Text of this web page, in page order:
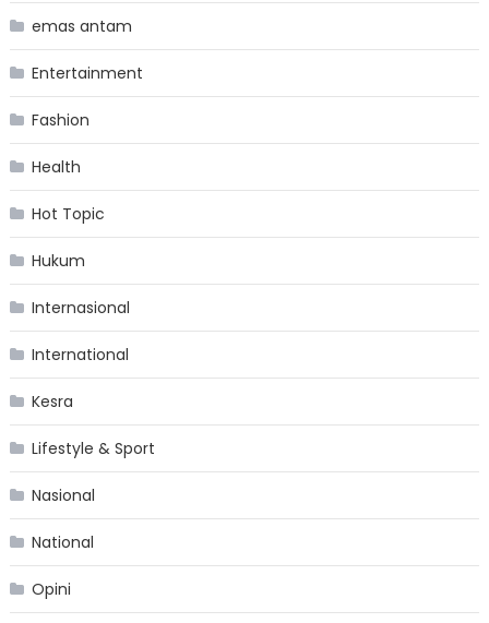
emas antam
Entertainment
Fashion
Health
Hot Topic
Hukum
Internasional
International
Kesra
Lifestyle & Sport
Nasional
National
Opini